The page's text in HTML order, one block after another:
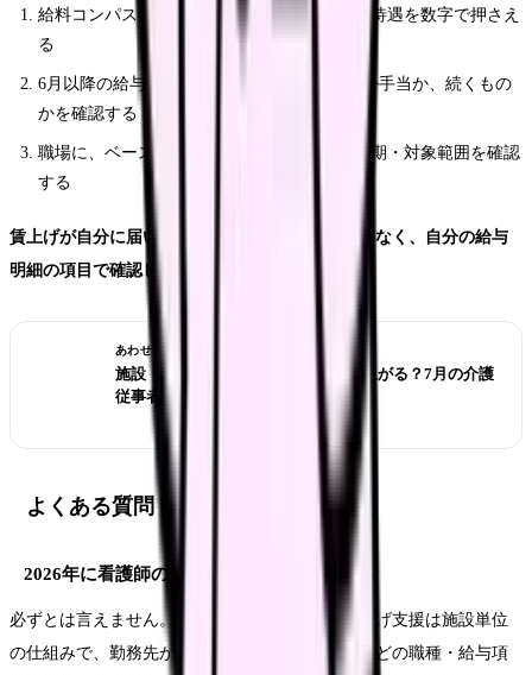
給料コンパスなどで、賃上げ「前」の自分の待遇を数字で押さえ
る
6月以降の給与明細で、増えた項目が基本給か手当か、続くもの
かを確認する
職場に、ベースアップ評価料の届出・反映時期・対象範囲を確認
する
賃上げが自分に届いたかは、制度名や改定率ではなく、自分の給与
明細の項目で確認しましょう。
あわせて読みたい
施設・訪問看護の給料は次の改定で上がる？7月の介護
従事者処遇調査で見るべきポイント
よくある質問
2026年に看護師の給料は必ず上がりますか？
必ずとは言えません。ベースアップ評価料や賃上げ支援は施設単位
の仕組みで、勤務先が届出をしているか、原資をどの職種・給与項